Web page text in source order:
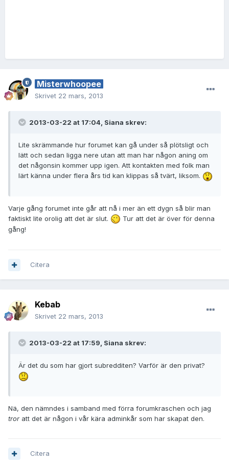
Misterwhoopee
Skrivet 22 mars, 2013
2013-03-22 at 17:04, Siana skrev:
Lite skrämmande hur forumet kan gå under så plötsligt och
lätt och sedan ligga nere utan att man har någon aning om
det någonsin kommer upp igen. Att kontakten med folk man
lärt känna under flera års tid kan klippas så tvärt, liksom.
Varje gång forumet inte går att nå i mer än ett dygn så blir man
faktiskt lite orolig att det är slut.
Tur att det är över för denna
gång!
Citera
Kebab
Skrivet 22 mars, 2013
2013-03-22 at 17:59, Siana skrev:
Är det du som har gjort subredditen? Varför är den privat?
Nä, den nämndes i samband med förra forumkraschen och jag
tror att det är någon i vår kära adminkår som har skapat den.
Citera